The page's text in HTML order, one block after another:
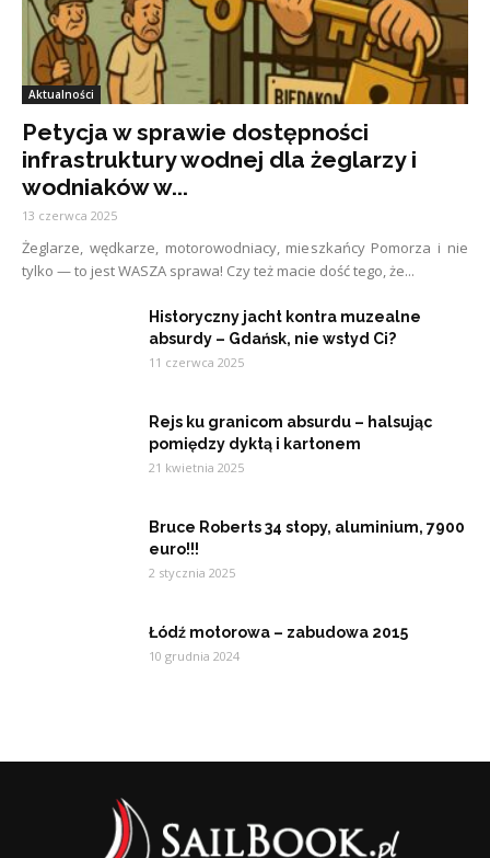
Aktualności
Petycja w sprawie dostępności
infrastruktury wodnej dla żeglarzy i
wodniaków w...
13 czerwca 2025
Żeglarze, wędkarze, motorowodniacy, mieszkańcy Pomorza i nie
tylko — to jest WASZA sprawa! Czy też macie dość tego, że...
Historyczny jacht kontra muzealne
absurdy – Gdańsk, nie wstyd Ci?
11 czerwca 2025
Rejs ku granicom absurdu – halsując
pomiędzy dyktą i kartonem
21 kwietnia 2025
Bruce Roberts 34 stopy, aluminium, 7900
euro!!!
2 stycznia 2025
Łódź motorowa – zabudowa 2015
10 grudnia 2024